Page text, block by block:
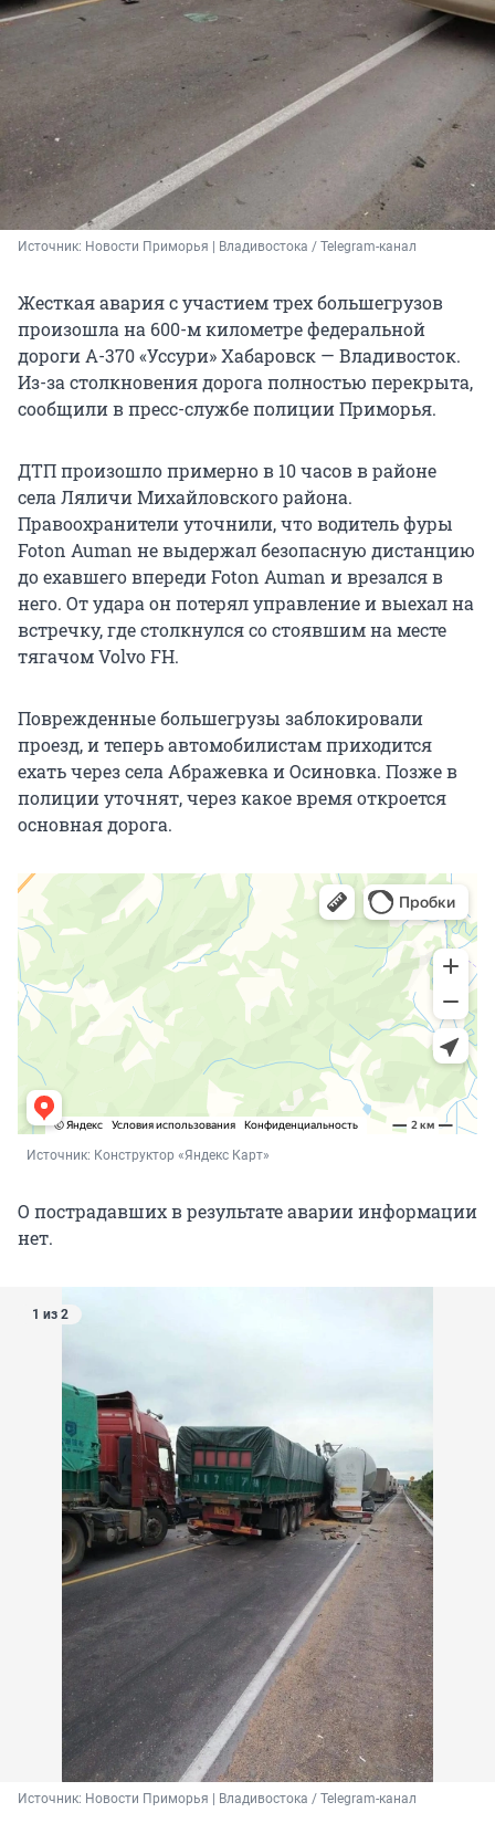
Источник: Новости Приморья | Владивостока / Telegram-канал
Жесткая авария с участием трех большегрузов
произошла на 600-м километре федеральной
дороги А-370 «Уссури» Хабаровск — Владивосток.
Из-за столкновения дорога полностью перекрыта,
сообщили в пресс-службе полиции Приморья.
ДТП произошло примерно в 10 часов в районе
села Ляличи Михайловского района.
Правоохранители уточнили, что водитель фуры
Foton Auman не выдержал безопасную дистанцию
до ехавшего впереди Foton Auman и врезался в
него. От удара он потерял управление и выехал на
встречку, где столкнулся со стоявшим на месте
тягачом Volvo FH.
Поврежденные большегрузы заблокировали
проезд, и теперь автомобилистам приходится
ехать через села Абражевка и Осиновка. Позже в
полиции уточнят, через какое время откроется
основная дорога.
Источник: Конструктор «Яндекс Карт»
О пострадавших в результате аварии информации
нет.
1 из 2
Источник: Новости Приморья | Владивостока / Telegram-канал